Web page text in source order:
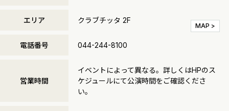
エリア クラブチッタ 2F
MAP >
電話番号 044-244-8100
営業時間
イベントによって異なる。詳しくはHPのス
ケジュールにて公演時間をご確認くださ
い。